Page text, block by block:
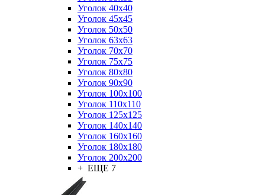
Уголок 40x40
Уголок 45x45
Уголок 50х50
Уголок 63х63
Уголок 70х70
Уголок 75x75
Уголок 80х80
Уголок 90х90
Уголок 100х100
Уголок 110х110
Уголок 125х125
Уголок 140х140
Уголок 160х160
Уголок 180х180
Уголок 200х200
+ ЕЩЕ 7